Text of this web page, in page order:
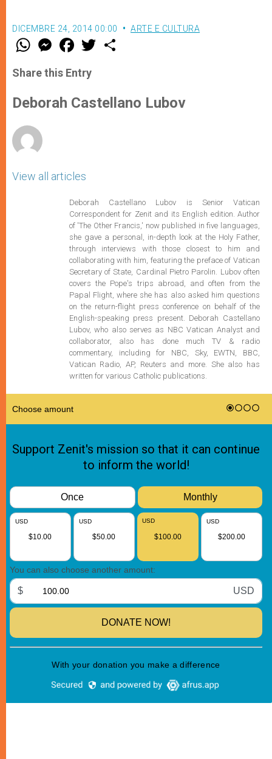
DICEMBRE 24, 2014 00:00 ARTE E CULTURA
W
t
s
p
p
M
e
s
e
g
e
F
a
e
b
o
k
w
r
Share this Entry
Deborah Castellano Lubov
View all articles
Deborah Castellano Lubov is Senior Vatican
Correspondent for Zenit and its English edition. Author
of 'The Other Francis,' now published in five languages,
she gave a personal, in-depth look at the Holy Father,
through interviews with those closest to him and
collaborating with him, featuring the preface of Vatican
Secretary of State, Cardinal Pietro Parolin. Lubov often
covers the Pope's trips abroad, and often from the
Papal Flight, where she has also asked him questions
on the return-flight press conference on behalf of the
English-speaking press present. Deborah Castellano
Lubov, who also serves as NBC Vatican Analyst and
collaborator, also has done much TV & radio
commentary, including for NBC, Sky, EWTN, BBC,
Vatican Radio, AP, Reuters and more. She also has
written for various Catholic publications.